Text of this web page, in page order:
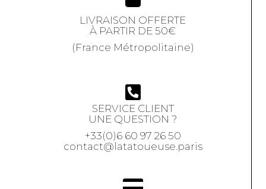
LIVRAISON OFFERTE
À PARTIR DE 50€
(France Métropolitaine)
SERVICE CLIENT
UNE QUESTION ?
+33(0)6 60 97 26 50
contact@latatoueuse.paris